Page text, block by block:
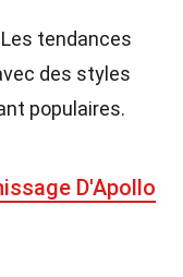
Les tendances
des styles
populaires.
D'Apollo